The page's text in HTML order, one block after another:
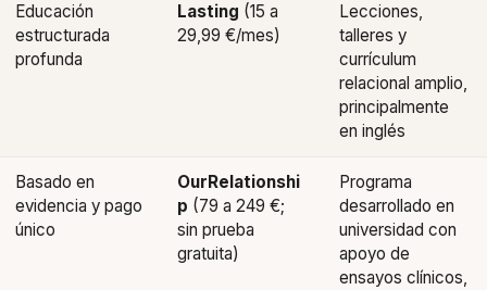
Educación
estructurada
profunda
Lasting (15 a
29,99 €/mes)
Lecciones,
talleres y
currículum
relacional amplio,
principalmente
en inglés
Basado en
evidencia y pago
único
OurRelationshi
p (79 a 249 €;
sin prueba
gratuita)
Programa
desarrollado en
universidad con
apoyo de
ensayos clínicos,